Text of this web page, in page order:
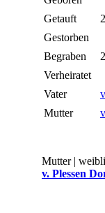
Getauft
Gestorben
Begraben
Verheiratet
Vater
Mutter
Mutter |
v. Plessen